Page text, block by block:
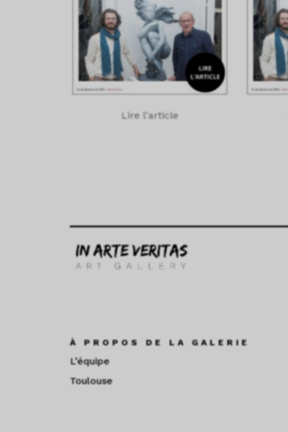
Lire l'article
À PROPOS DE LA GALERIE
L’équipe
Toulouse